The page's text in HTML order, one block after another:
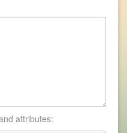
attributes: